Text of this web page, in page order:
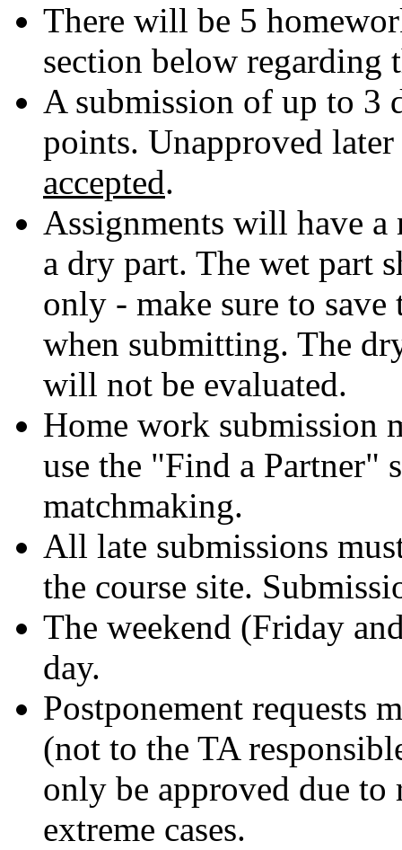
There will be 5
section below regarding
A submission of up to 3
points. Unapproved
accepted.
Assignments will have
a dry part. The wet part
only - make sure to
when submitting. The
will not be evaluated.
Home work submission
use the "Find a Partner"
matchmaking.
All late submissions
the course site.
The weekend (Friday
day.
Postponement requests
(not to the TA
only be approved due
extreme cases.